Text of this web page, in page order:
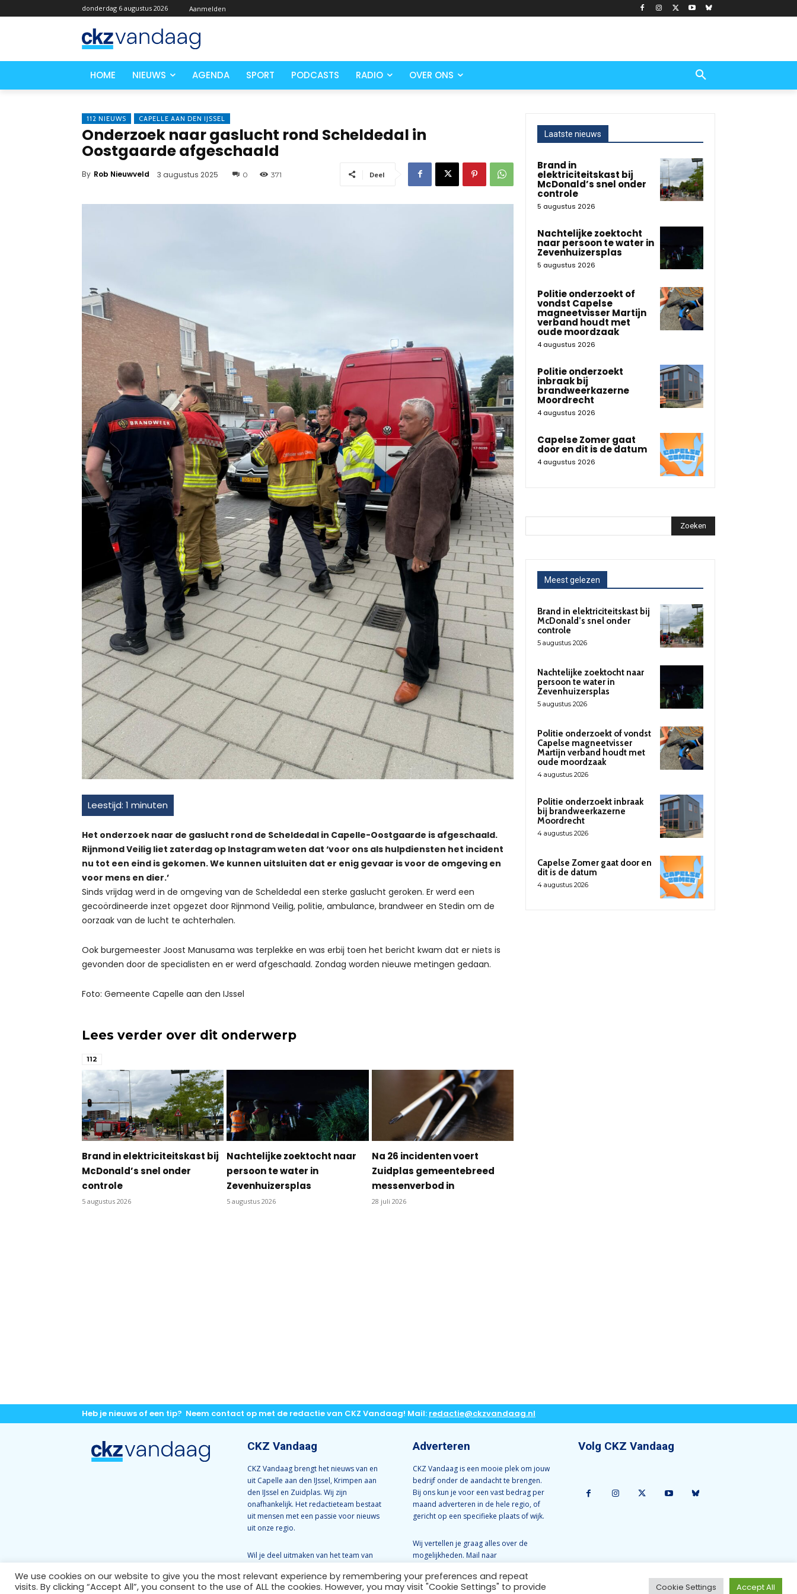
donderdag 6 augustus 2026 Aanmelden
HOME NIEUWS AGENDA SPORT PODCASTS RADIO OVER ONS
112 NIEUWS CAPELLE AAN DEN IJSSEL
Onderzoek naar gaslucht rond Scheldedal in
Oostgaarde afgeschaald
By Rob Nieuwveld 3 augustus 2025 0 371 Deel
Het onderzoek naar de gaslucht rond de Scheldedal in Capelle-Oostgaarde is afgeschaald.
Rijnmond Veilig liet zaterdag op Instagram weten dat ‘voor ons als hulpdiensten het incident
nu tot een eind is gekomen. We kunnen uitsluiten dat er enig gevaar is voor de omgeving en
voor mens en dier.’
Sinds vrijdag werd in de omgeving van de Scheldedal een sterke gaslucht geroken. Er werd een
gecoördineerde inzet opgezet door Rijnmond Veilig, politie, ambulance, brandweer en Stedin om de
oorzaak van de lucht te achterhalen.
Ook burgemeester Joost Manusama was terplekke en was erbij toen het bericht kwam dat er niets is
gevonden door de specialisten en er werd afgeschaald. Zondag worden nieuwe metingen gedaan.
Foto: Gemeente Capelle aan den IJssel
Lees verder over dit onderwerp
112
Brand in elektriciteitskast bij
McDonald’s snel onder
controle
5 augustus 2026
Nachtelijke zoektocht naar
persoon te water in
Zevenhuizersplas
5 augustus 2026
Na 26 incidenten voert
Zuidplas gemeentebreed
messenverbod in
28 juli 2026
Laatste nieuws
Brand in
elektriciteitskast bij
McDonald’s snel onder
controle
5 augustus 2026
Nachtelijke zoektocht
naar persoon te water in
Zevenhuizersplas
5 augustus 2026
Politie onderzoekt of
vondst Capelse
magneetvisser Martijn
verband houdt met
oude moordzaak
4 augustus 2026
Politie onderzoekt
inbraak bij
brandweerkazerne
Moordrecht
4 augustus 2026
Capelse Zomer gaat
door en dit is de datum
4 augustus 2026
Zoeken
Meest gelezen
Brand in elektriciteitskast bij
McDonald’s snel onder
controle
5 augustus 2026
Nachtelijke zoektocht naar
persoon te water in
Zevenhuizersplas
5 augustus 2026
Politie onderzoekt of vondst
Capelse magneetvisser
Martijn verband houdt met
oude moordzaak
4 augustus 2026
Politie onderzoekt inbraak
bij brandweerkazerne
Moordrecht
4 augustus 2026
Capelse Zomer gaat door en
dit is de datum
4 augustus 2026
Heb je nieuws of een tip? Neem contact op met de redactie van CKZ Vandaag! Mail: redactie@ckzvandaag.nl
CKZ Vandaag
CKZ Vandaag brengt het nieuws van en
uit Capelle aan den IJssel, Krimpen aan
den IJssel en Zuidplas. Wij zijn
onafhankelijk. Het redactieteam bestaat
uit mensen met een passie voor nieuws
uit onze regio.
Wil je deel uitmaken van het team van
ons op:redactie@ckzvandaag.nl
Adverteren
CKZ Vandaag is een mooie plek om jouw
bedrijf onder de aandacht te brengen.
Bij ons kun je voor een vast bedrag per
maand adverteren in de hele regio, of
gericht op een specifieke plaats of wijk.
Wij vertellen je graag alles over de
mogelijkheden. Mail naar
Volg CKZ Vandaag
We use cookies on our website to give you the most relevant experience by remembering your preferences and repeat
visits. By clicking “Accept All”, you consent to the use of ALL the cookies. However, you may visit "Cookie Settings" to provide
Cookie Settings Accept All